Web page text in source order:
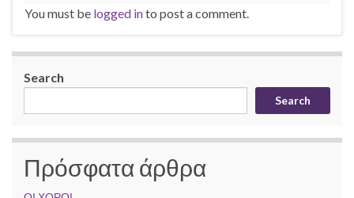
You must be logged into post a comment.
Search
Search
Πρόσφατα άρθρα